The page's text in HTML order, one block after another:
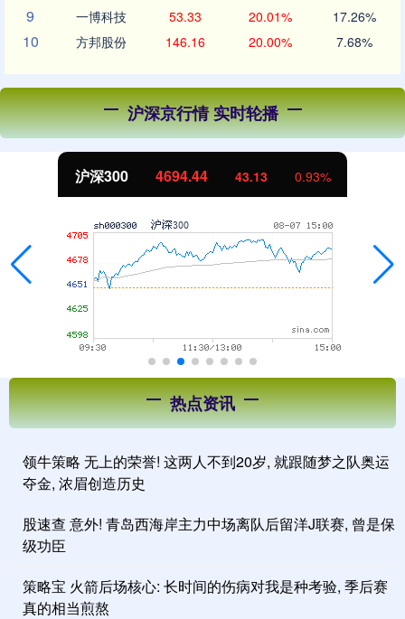
9 一博科技 53.33 20.01% 17.26%
10 方邦股份 146.16 20.00% 7.68%
沪深京行情 实时轮播
北证50 1134.24 11.37
热点资讯
领牛策略 无上的荣誉! 这两人不到20岁, 就跟随梦之队奥运
夺金, 浓眉创造历史
股速查 意外! 青岛西海岸主力中场离队后留洋J联赛, 曾是保
级功臣
策略宝 火箭后场核心: 长时间的伤病对我是种考验, 季后赛
真的相当煎熬